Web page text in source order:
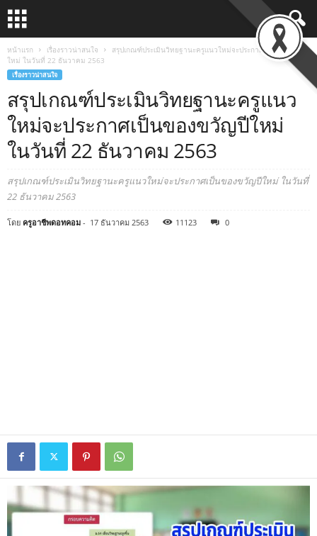
หน้าแรก เรื่องราวน่าสนใจ
สรุปเกณฑ์ประเมินวิทยฐานะครูแนวใหม่จะประกาศเป็นของขวัญปี
ใหม่ ในวันที่ 22 ธันวาคม 2563
เรื่องราวน่าสนใจ
สรุปเกณฑ์ประเมินวิทยฐานะครูแนว
ใหม่จะประกาศเป็นของขวัญปีใหม่
ในวันที่ 22 ธันวาคม 2563
สรุปเกณฑ์ประเมินวิทยฐานะครูแนวใหม่จะประกาศเป็นของขวัญปีใหม่ ในวันที่
22 ธันวาคม 2563
โดย ครูอาชีพดอทคอม - 17 ธันวาคม 2563 11123 0